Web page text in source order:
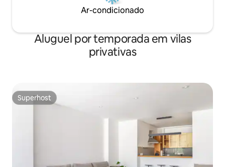
Ar-condicionado
Aluguel por temporada em vilas
privativas
Superhost
Superhost